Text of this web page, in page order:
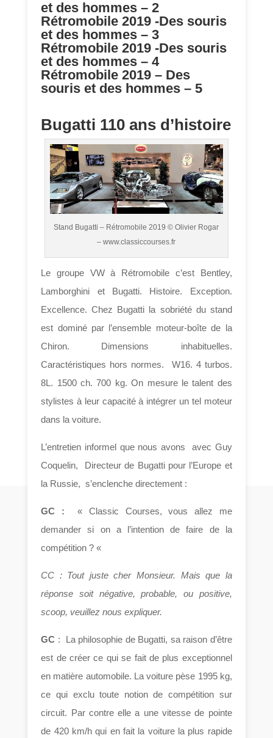
et des hommes – 2
Rétromobile 2019 -Des souris
et des hommes – 3
Rétromobile 2019 -Des souris
et des hommes – 4
Rétromobile 2019 – Des
souris et des hommes – 5
Bugatti 110 ans d’histoire
Stand Bugatti – Rétromobile 2019 © Olivier Rogar
– www.classiccourses.fr
Le groupe VW à Rétromobile c’est Bentley,
Lamborghini et Bugatti. Histoire. Exception.
Excellence. Chez Bugatti la sobriété du stand
est dominé par l’ensemble moteur-boîte de la
Chiron. Dimensions inhabituelles.
Caractéristiques hors normes. W16. 4 turbos.
8L. 1500 ch. 700 kg. On mesure le talent des
stylistes à leur capacité à intégrer un tel moteur
dans la voiture.
L’entretien informel que nous avons avec Guy
Coquelin, Directeur de Bugatti pour l’Europe et
la Russie, s’enclenche directement :
GC :
« Classic Courses, vous allez me
demander si on a l’intention de faire de la
compétition ? «
CC : Tout juste cher Monsieur. Mais que la
réponse soit négative, probable, ou positive,
scoop, veuillez nous expliquer.
GC : La philosophie de Bugatti, sa raison d’être
est de créer ce qui se fait de plus exceptionnel
en matière automobile. La voiture pèse 1995 kg,
ce qui exclu toute notion de compétition sur
circuit. Par contre elle a une vitesse de pointe
de 420 km/h qui en fait la voiture la plus rapide